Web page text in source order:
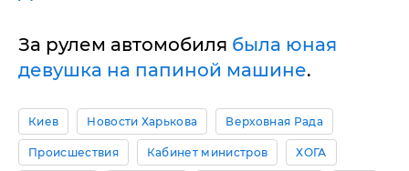
За рулем автомобиля была юная
девушка на папиной машине.
Киев Новости Харькова Верховная Рада
Происшествия Кабинет министров ХОГА